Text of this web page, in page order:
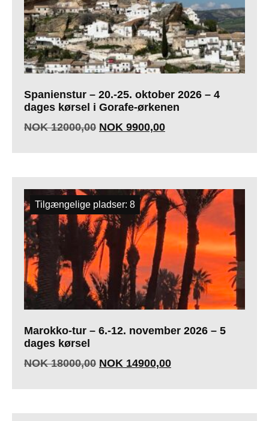
Spanienstur – 20.-25. oktober 2026 – 4
dages kørsel i Gorafe-ørkenen
NOK12000,00 NOK 9900,00
Marokko-tur – 6.-12. november 2026 – 5
dages kørsel
NOK18000,00 NOK 14900,00
Tilgængelige pladser: 8